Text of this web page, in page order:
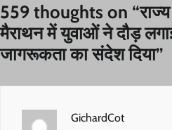
559 thoughts on “
मैराथन में युवाओं ने दौड़
जागरूकता का संदेश दिया”
GichardCot